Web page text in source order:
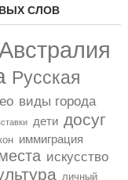
СЛОВ
Русская
виды города
дети досуг
иммиграция
искусство
личный